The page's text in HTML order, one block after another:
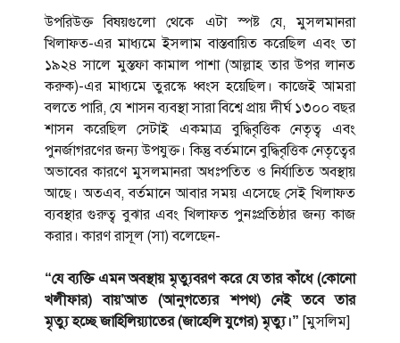
উপরিউক্ত বিষয়গুলো থেকে এটা স্পষ্ট যে, মুসলমানরা
খিলাফত-এর মাধ্যমে ইসলাম বাস্তবায়িত করেছিল এবং তা
১৯২৪ সালে মুস্তফা কামাল পাশা (আল্লাহ তার উপর লানত
করুক)-এর মাধ্যমে তুরস্কে ধ্বংস হয়েছিল। কাজেই আমরা
বলতে পারি, যে শাসন ব্যবস্থা সারা বিশ্বে প্রায় দীর্ঘ ১৩০০ বছর
শাসন করেছিল সেটাই একমাত্র বুদ্ধিবৃত্তিক নেতৃত্ব এবং
পুনর্জাগরণের জন্য উপযুক্ত। কিন্তু বর্তমানে বুদ্ধিবৃত্তিক নেতৃত্বের
অভাবের কারণে মুসলমানরা অধঃপতিত ও নির্যাতিত অবস্থায়
আছে। অতএব, বর্তমানে আবার সময় এসেছে সেই খিলাফত
ব্যবস্থার গুরুত্ব বুঝার এবং খিলাফত পুনঃপ্রতিষ্ঠার জন্য কাজ
করার। কারণ রাসূল (সা) বলেছেন-
“যে ব্যক্তি এমন অবস্থায় মৃত্যুবরণ করে যে তার কাঁধে (কোনো
খলীফার) বায়’আত (আনুগত্যের শপথ) নেই তবে তার
মৃত্যু হচ্ছে জাহিলিয়্যাতের (জাহেলি যুগের) মৃত্যু।” [মুসলিম]